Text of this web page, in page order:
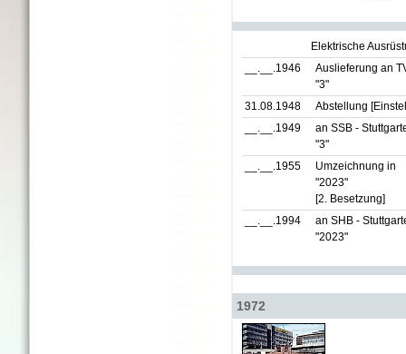
Elektrische
__.__.1946
Auslieferung an
"3"
31.08.1948
Abstellung
__.__.1949
an SSB -
"3"
__.__.1955
Umzeichnung in
"2023"
[2. Besetzung]
__.__.1994
an SHB -
"2023"
1972